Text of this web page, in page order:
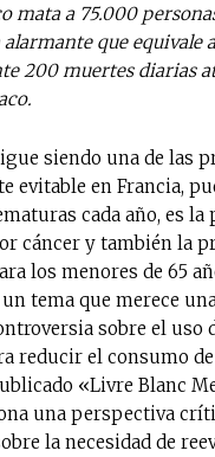
mata a 75.000
que equivale a
200 muertes diarias
siendo una de las
evitable en Francia,
cada año, es la
cáncer y también la
los menores de 65
tema que merece
sobre el uso
reducir el consumo de
«Livre Blanc
una perspectiva
la necesidad de